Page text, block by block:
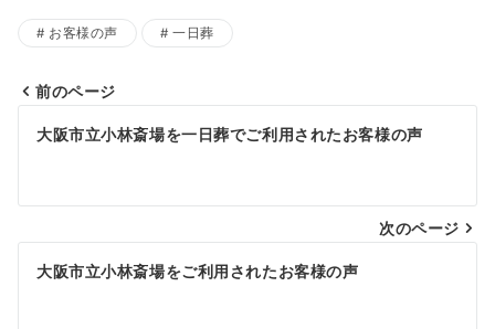
お客様の声 一日葬
投
ナ
ビ
ゲ
前のページ
大阪市立小林斎場を一日葬でご利用されたお客様の声
次のページ
大阪市立小林斎場をご利用されたお客様の声